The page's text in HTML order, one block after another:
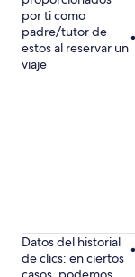
por ti como
padre/tutor de
estos al reservar un
viaje
Datos del historial
de clics: en ciertos